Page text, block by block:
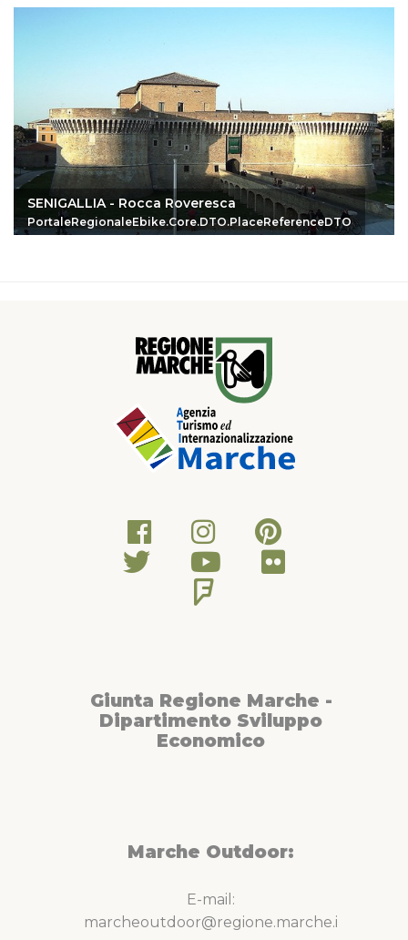
SENIGALLIA - Rocca Roveresca
PortaleRegionaleEbike.Core.DTO.PlaceReferenceDTO
Giunta Regione Marche -
Dipartimento Sviluppo
Economico
Marche Outdoor:
E-mail:
marcheoutdoor@regione.marche.i